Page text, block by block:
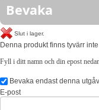
Bevaka
Slut i lager.
Denna produkt finns tyvärr
Fyll i ditt namn och din epost
Bevaka endast denna
E-post